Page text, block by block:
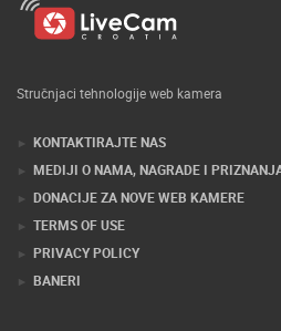
Stručnjaci tehnologije web kamera
KONTAKTIRAJTE NAS
MEDIJI O NAMA, NAGRADE I
DONACIJE ZA NOVE WEB KAMERE
TERMS OF USE
PRIVACY POLICY
BANERI